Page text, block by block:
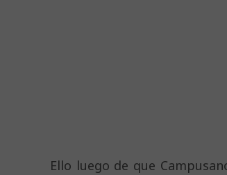
Ello luego de que